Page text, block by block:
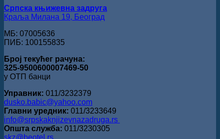
Српска књижевна задруга
Краља Милана 19, Београд
МБ: 07005636
ПИБ: 100155835
Број текућег рачуна:
325-9500600007469-50
у ОТП банци
Управник: 011/3232379
dusko.babic@yahoo.com
Главни уредник: 011/3233649
info@srpskaknjizevnazadruga.rs
Општа служба: 011/3230305
skz@beotel.rs